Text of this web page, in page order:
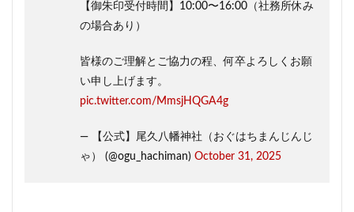
【御朱印受付時間】10:00〜16:00（社務所休み
の場合あり）
皆様のご理解とご協力の程、何卒よろしくお願
い申し上げます。
pic.twitter.com/MmsjHQGA4g
— 【公式】尾久八幡神社（おぐはちまんじんじ
ゃ） (@ogu_hachiman) October 31, 2025